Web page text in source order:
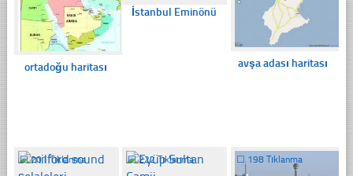
ortadoğu haritası
İstanbul Eminönü
avşa adası haritası
☐201 Tıklanma ☐222 Tıklanma ☐ 198 Tıklanma